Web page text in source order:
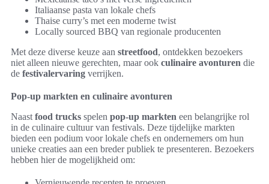
Italiaanse pasta van lokale chefs
Thaise curry’s met een moderne twist
Locally sourced BBQ van regionale producenten
Met deze diverse keuze aan streetfood, ontdekken bezoekers
niet alleen nieuwe gerechten, maar ook culinaire avonturen die
de festivalervaring verrijken.
Pop-up markten en culinaire avonturen
Naast food trucks spelen pop-up markten een belangrijke rol
in de culinaire cultuur van festivals. Deze tijdelijke markten
bieden een podium voor lokale chefs en ondernemers om hun
unieke creaties aan een breder publiek te presenteren. Bezoekers
hebben hier de mogelijkheid om: